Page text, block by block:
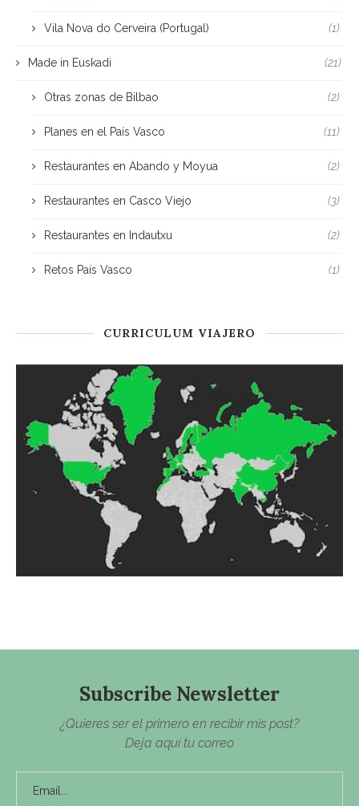
Vila Nova do Cerveira (Portugal) (1)
Made in Euskadi (21)
Otras zonas de Bilbao (2)
Planes en el País Vasco (11)
Restaurantes en Abando y Moyua (2)
Restaurantes en Casco Viejo (3)
Restaurantes en Indautxu (2)
Retos País Vasco (1)
CURRICULUM VIAJERO
Subscribe Newsletter
¿Quieres ser el primero en recibir mis post?
Deja aquí tu correo